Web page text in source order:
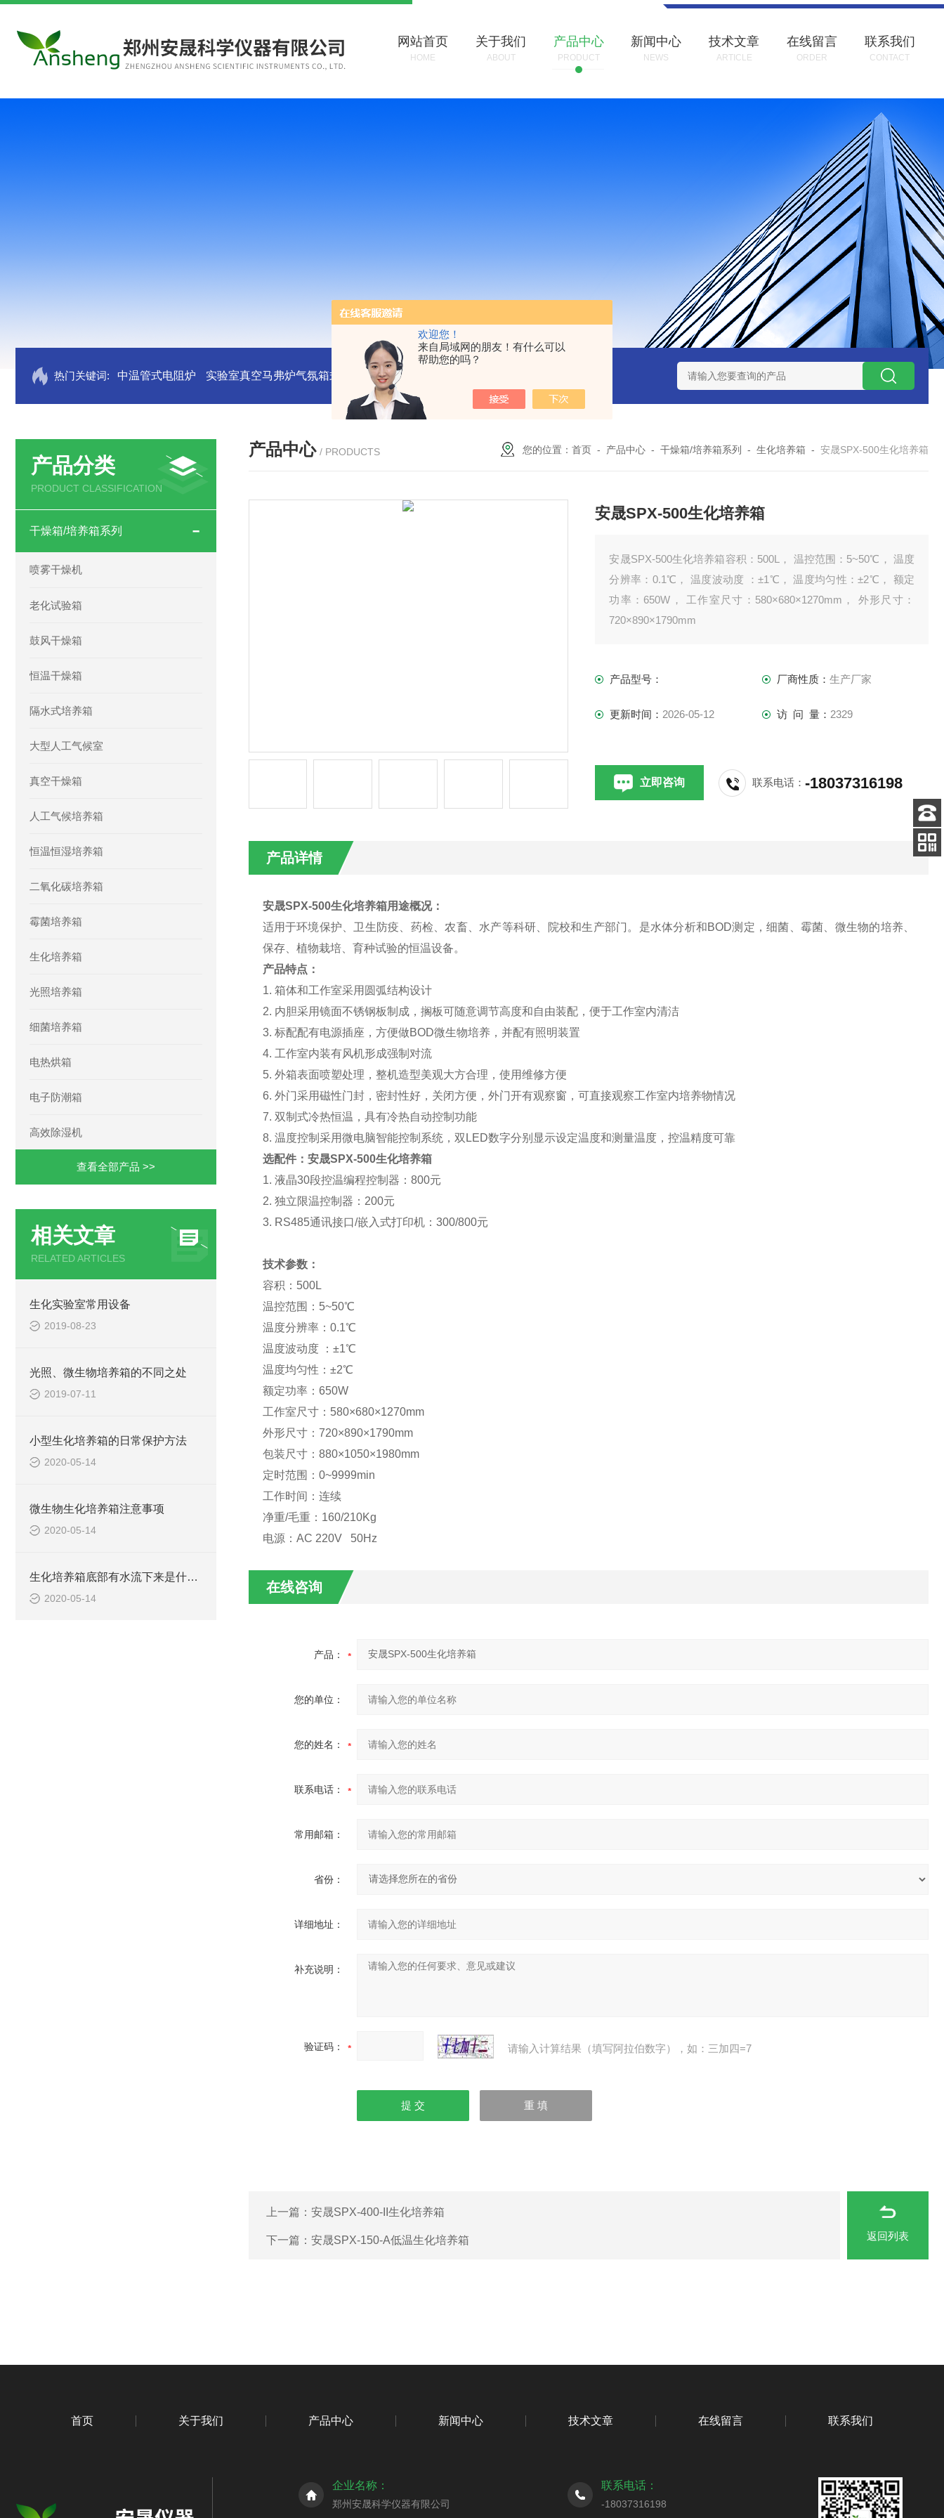
欢迎您！
来自局域网的朋友！有什么可以
帮助您的吗？
网站首页
HOME
关于我们
ABOUT
产品中心
PRODUCT
新闻中心
NEWS
技术文章
ARTICLE
在线留言
ORDER
联系我们
CONTACT
热门关键词: 中温管式电阻炉 实验室真空马弗炉气氛箱式炉厂家 灰分测定马弗炉-郑州安晟科学仪器 SX2-9-17TP高温实验用热失重马弗炉 实验室小型高温马弗炉 陶瓷纤维
产品分类
PRODUCT CLASSIFICATION
干燥箱/培养箱系列
喷雾干燥机
老化试验箱
鼓风干燥箱
恒温干燥箱
隔水式培养箱
大型人工气候室
真空干燥箱
人工气候培养箱
恒温恒湿培养箱
二氧化碳培养箱
霉菌培养箱
生化培养箱
光照培养箱
细菌培养箱
电热烘箱
电子防潮箱
高效除湿机
查看全部产品 >>
相关文章
RELATED ARTICLES
生化实验室常用设备
2019-08-23
光照、微生物培养箱的不同之处
2019-07-11
小型生化培养箱的日常保护方法
2020-05-14
微生物生化培养箱注意事项
2020-05-14
生化培养箱底部有水流下来是什么原因
2020-05-14
产品中心 / PRODUCTS 您的位置： 首页 - 产品中心 - 干燥箱/培养箱系列 - 生化培养箱 - 安晟SPX-500生化培养箱
安晟SPX-500生化培养箱
安晟SPX-500生化培养箱容积：500L， 温控范围：5~50℃， 温度
分辨率：0.1℃， 温度波动度 ：±1℃， 温度均匀性：±2℃， 额定
功率：650W， 工作室尺寸：580×680×1270mm， 外形尺寸：
720×890×1790mm
产品型号： 厂商性质： 生产厂家
更新时间： 2026-05-12 访 问 量： 2329
立即咨询 联系电话：-18037316198
产品详情
安晟SPX-500生化培养箱用途概况：
适用于环境保护、卫生防疫、药检、农畜、水产等科研、院校和生产部门。是水体分析和BOD测定，细菌、霉菌、微生物的培养、
保存、植物栽培、育种试验的恒温设备。
产品特点：
1. 箱体和工作室采用圆弧结构设计
2. 内胆采用镜面不锈钢板制成，搁板可随意调节高度和自由装配，便于工作室内清洁
3. 标配配有电源插座，方便做BOD微生物培养，并配有照明装置
4. 工作室内装有风机形成强制对流
5. 外箱表面喷塑处理，整机造型美观大方合理，使用维修方便
6. 外门采用磁性门封，密封性好，关闭方便，外门开有观察窗，可直接观察工作室内培养物情况
7. 双制式冷热恒温，具有冷热自动控制功能
8. 温度控制采用微电脑智能控制系统，双LED数字分别显示设定温度和测量温度，控温精度可靠
选配件： 安晟SPX-500生化培养箱
1. 液晶30段控温编程控制器：800元
2. 独立限温控制器：200元
3. RS485通讯接口/嵌入式打印机：300/800元
技术参数：
容积：500L
温控范围：5~50℃
温度分辨率：0.1℃
温度波动度 ：±1℃
温度均匀性：±2℃
额定功率：650W
工作室尺寸：580×680×1270mm
外形尺寸：720×890×1790mm
包装尺寸：880×1050×1980mm
定时范围：0~9999min
工作时间：连续
净重/毛重：160/210Kg
电源：AC 220V 50Hz
在线咨询
产品：
您的单位：
您的姓名：
联系电话：
常用邮箱：
省份：
详细地址：
补充说明：
验证码： 请输入计算结果（填写阿拉伯数字），如：三加四=7
上一篇： 安晟SPX-400-II生化培养箱
下一篇： 安晟SPX-150-A低温生化培养箱 返回列表
首页 关于我们 产品中心 新闻中心 技术文章 在线留言 联系我们
企业名称：
郑州安晟科学仪器有限公司
联系电话：
-18037316198
客服
电话